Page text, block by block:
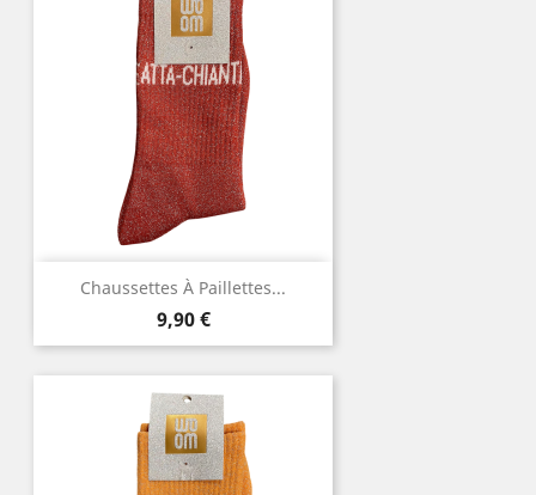
Chaussettes À Paillettes...
Prix
9,90 €